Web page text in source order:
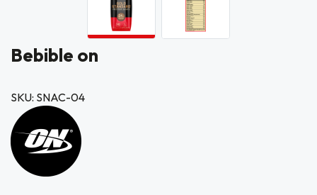
Bebible on
SKU: SNAC-04